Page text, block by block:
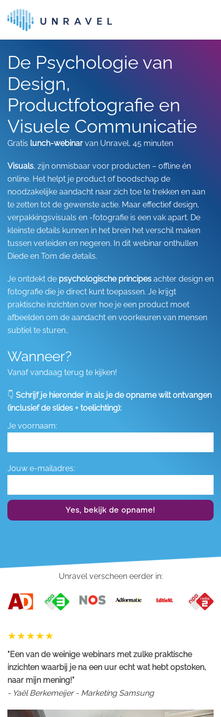
Skip to main content
De Psychologie van
Design,
Productfotografie en
Visuele Communicatie
Gratis lunch-webinar van Unravel, 45 minuten
Visuals, zijn onmisbaar voor producten – offline én
online. Het helpt je product of boodschap de
noodzakelijke aandacht naar zich toe te trekken en aan
te zetten tot de gewenste actie. Maar effectief design,
verpakkingsvisuals en -fotografie is een vak apart. De
kleinste details kunnen in het brein het verschil maken
tussen verleiden en negeren. In dit webinar onthullen
Diede en Tom die details.
Je ontdekt de psychologische principes achter design en
fotografie die je direct kunt toepassen. Je krijgt
praktische inzichten over hoe je een product moet
afbeelden om de aandacht en voorkeuren van mensen
subtiel te sturen..
Wanneer?
Vanaf vandaag terug te kijken!
👇 Schrijf je hieronder in als je de opname wilt ontvangen
(inclusief de slides + toelichting):
Je voornaam:
Jouw e-mailadres:
Yes, bekijk de opname!
Unravel verscheen eerder in:
"Een van de weinige webinars met zulke praktische
inzichten waarbij je na een uur echt wat hebt opstoken,
naar mijn mening!"
- Yaël Berkemeijer - Marketing Samsung